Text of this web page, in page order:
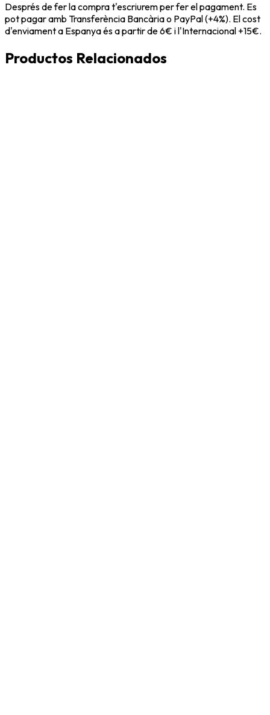
Després de fer la compra t'escriurem per fer el pagament. Es
pot pagar amb Transferència Bancària o PayPal (+4%). El cost
d'enviament a Espanya és a partir de 6€ i l'Internacional +15€.
Productos Relacionados